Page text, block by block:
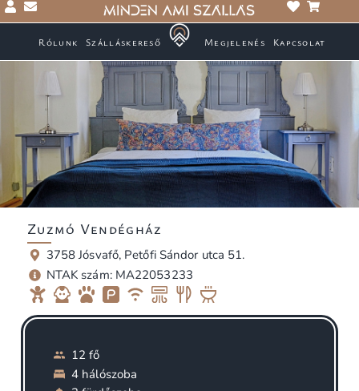
Rólunk Szálláskereső Megjelenés Kapcsolat
Zuzmó Vendégház
3758 Jósvafő, Petőfi Sándor utca 51.
NTAK szám: MA22053233
12 fő
4 hálószoba